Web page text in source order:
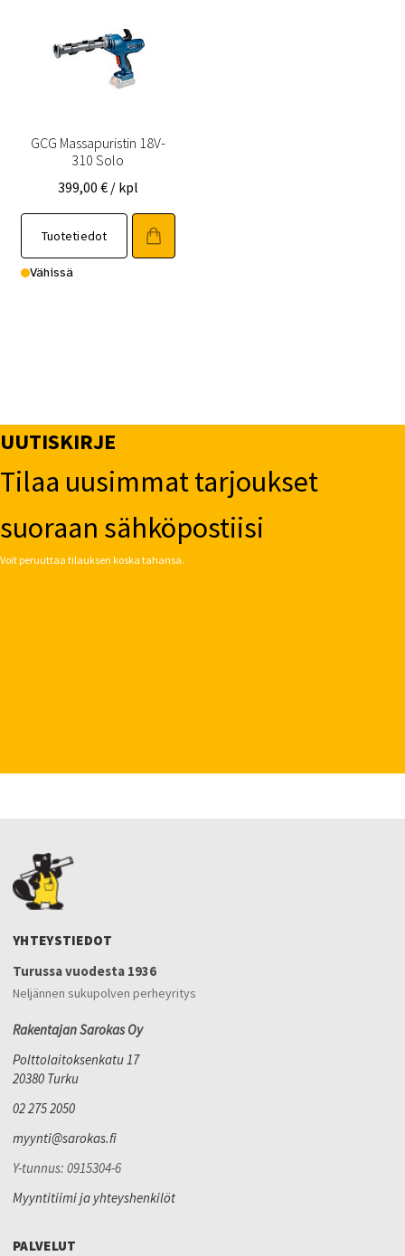
GCG Massapuristin 18V-
310 Solo
399,00 € / kpl
Tuotetiedot
Vähissä
UUTISKIRJE
Tilaa uusimmat tarjoukset
suoraan sähköpostiisi
Voit peruuttaa tilauksen koska tahansa.
YHTEYSTIEDOT
Turussa vuodesta 1936
Neljännen sukupolven perheyritys
Rakentajan Sarokas Oy
Polttolaitoksenkatu 17
20380 Turku
02 275 2050
myynti@sarokas.fi
Y-tunnus: 0915304-6
Myyntitiimi ja yhteyshenkilöt
PALVELUT